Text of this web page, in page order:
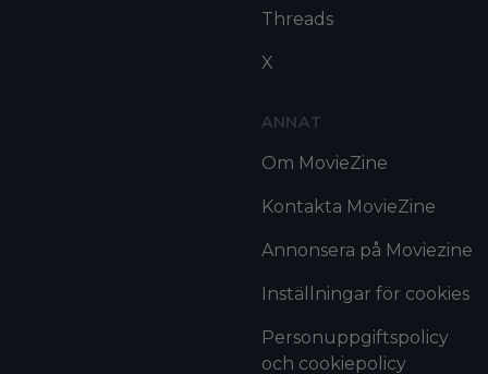
Threads
X
ANNAT
Om MovieZine
Kontakta MovieZine
Annonsera på Moviezine
Inställningar för cookies
Personuppgiftspolicy
och cookiepolicy